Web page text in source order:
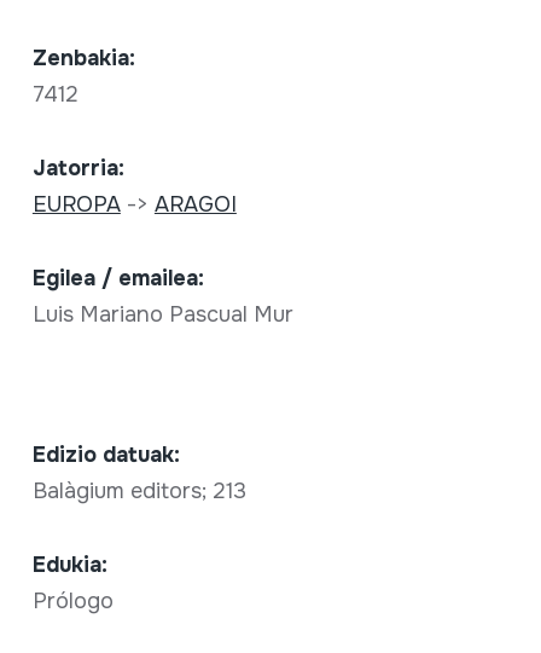
Zenbakia:
7412
Jatorria:
EUROPA-> ARAGOI
Egilea / emailea:
Luis Mariano Pascual Mur
Edizio datuak:
Balàgium editors; 213
Edukia:
Prólogo